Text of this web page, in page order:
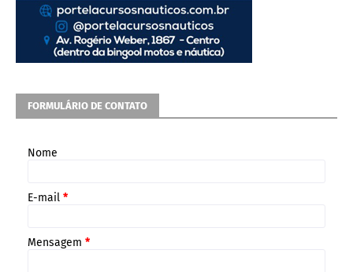
FORMULÁRIO DE CONTATO
Nome
E-mail *
Mensagem *